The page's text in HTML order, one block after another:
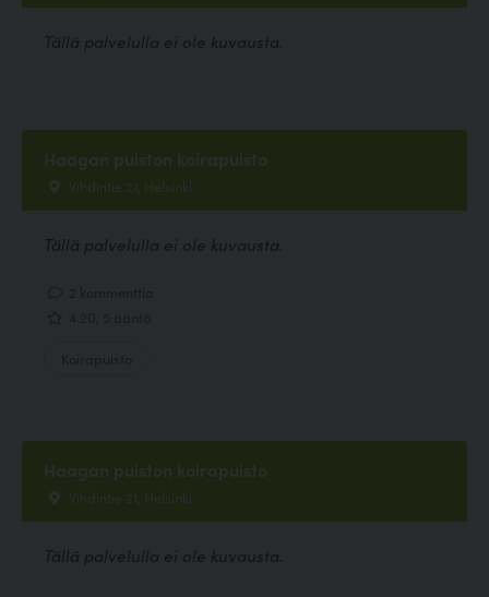
Tällä palvelulla ei ole kuvausta.
Haagan puiston koirapuisto
Vihdintie 21, Helsinki
Tällä palvelulla ei ole kuvausta.
Haagan puiston koirapuisto
Vihdintie 21, Helsinki
Tällä palvelulla ei ole kuvausta.